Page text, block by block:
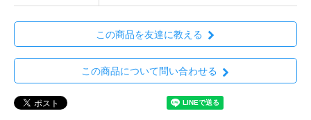
この商品を友達に教える
この商品について問い合わせる